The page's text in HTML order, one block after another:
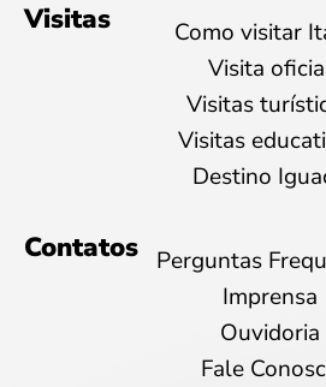
Visitas
Como visitar
Visita
Visitas
Visitas
Destino
Contatos
Perguntas
Imprensa
Ouvidoria
Fale